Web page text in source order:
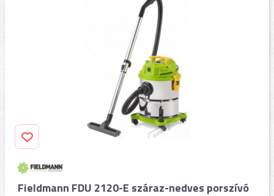
Fieldmann FDU 2120-E száraz-nedves porszívó